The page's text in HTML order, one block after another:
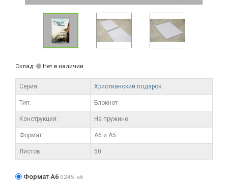
Склад: Нет в наличии
Серия: Христианский подарок
Тип: Блокнот
Конструкция: На пружине
Формат: А6 и А5
Листов: 50
Формат А6 0245-a6